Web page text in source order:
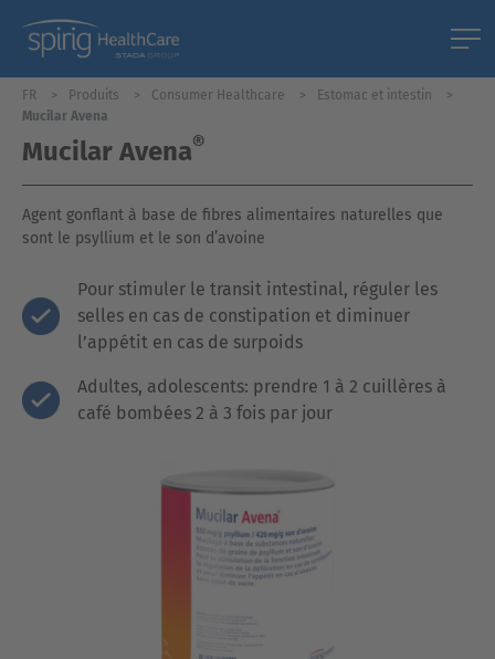
FR Produits Consumer Healthcare
Estomac et intestin
Mucilar Avena
Mucilar Avena®
Agent gonflant à base de fibres alimentaires naturelles que
sont le psyllium et le son d’avoine
Pour stimuler le transit intestinal, réguler les
selles en cas de constipation et diminuer
l’appétit en cas de surpoids
Adultes, adolescents: prendre 1 à 2 cuillères à
café bombées 2 à 3 fois par jour